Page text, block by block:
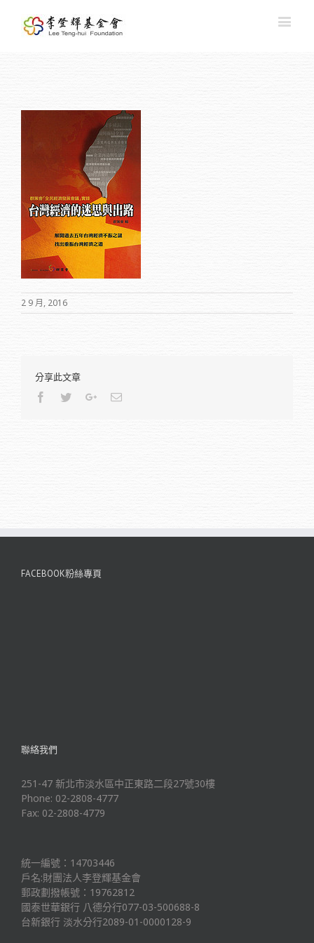
2 9 月, 2016
分享此文章
Facebook
TwitterGoogle+Email
FACEBOOK粉絲專頁
聯絡我們
251-47 新北市淡水區中正東路二段27號30樓
Phone: 02-2808-4777
Fax: 02-2808-4779
統一編號：14703446
戶名:財團法人李登輝基金會
郵政劃撥帳號：19762812
國泰世華銀行 八德分行077-03-500688-8
台新銀行 淡水分行2089-01-0000128-9